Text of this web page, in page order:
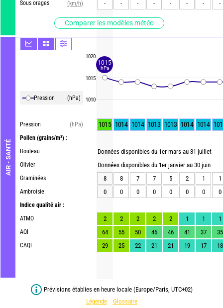
Sous orages
(km/h)
Comparer les modèles météo
AIR - SANTÉ
Pression (hPa)
Pression
(hPa)
Pollen (grains/m³) :
Bouleau
Olivier
Graminées
Ambroisie
Indice qualité air :
ATMO
AQI
CAQI
1020
1015
1010
-
- - - - - - -
1015 1014 1014 1013 1013 1014 1014
Données disponibles du 1er mars au 31 juillet
Données disponibles du 1er janvier au 30 juin
8
8 7 7 5 2 1
1
0
0 0 0 0 0 0 0
2 2 2 2 2 1 1
1
64
55 50 46 46 41 37
35
29
25 22 21 21 19 17 18
Prévisions établies en heure locale (Europe/Paris, UTC+02)
Légende
Glossaire
1015
hPa